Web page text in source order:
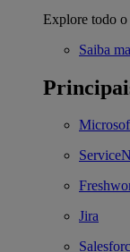
Explore todo o
Saiba
Jira